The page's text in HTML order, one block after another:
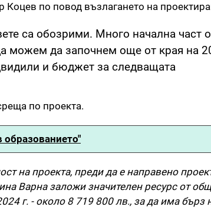
по повод възлагането на
са обозрими. Много начална част
можем да започнем още от края на
и бюджет за следващата
по проекта.
на проекта, преди да е направено
Варна заложи значителен ресурс от
г. - около 8 719 800 лв., за да има бърз